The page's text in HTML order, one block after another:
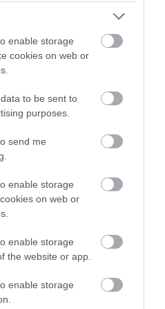
enable storage
cookies on web or
to be sent to
purposes.
send me
enable storage
on web or
enable storage
the website or app.
enable storage
TANULÁS ELŐNYEI
07|Promóció
A KORÁBBAN
SZOLGÁLTATÁSOK AZ EGRI...
07